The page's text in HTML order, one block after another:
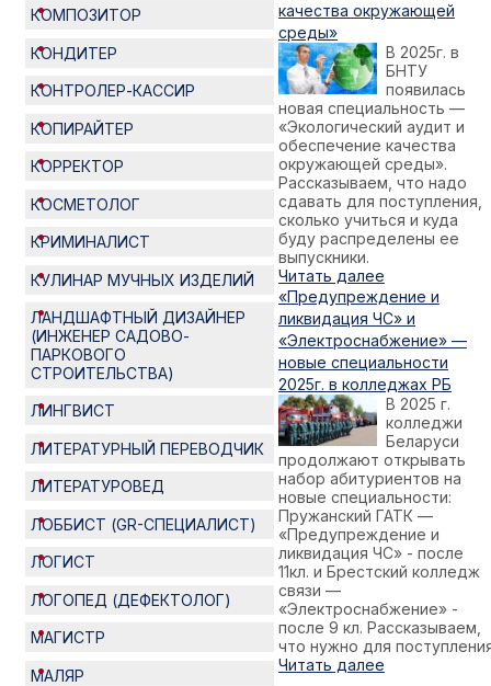
КОМПОЗИТОР
КОНДИТЕР
КОНТРОЛЕР-КАССИР
КОПИРАЙТЕР
КОРРЕКТОР
КОСМЕТОЛОГ
КРИМИНАЛИСТ
КУЛИНАР МУЧНЫХ ИЗДЕЛИЙ
ЛАНДШАФТНЫЙ ДИЗАЙНЕР
(ИНЖЕНЕР САДОВО-
ПАРКОВОГО
СТРОИТЕЛЬСТВА)
ЛИНГВИСТ
ЛИТЕРАТУРНЫЙ ПЕРЕВОДЧИК
ЛИТЕРАТУРОВЕД
ЛОББИСТ (GR-СПЕЦИАЛИСТ)
ЛОГИСТ
ЛОГОПЕД (ДЕФЕКТОЛОГ)
МАГИСТР
МАЛЯР
качества окружающей
среды»
В 2025г. в
БНТУ
появилась
новая специальность —
«Экологический аудит и
обеспечение качества
окружающей среды».
Рассказываем, что надо
сдавать для поступления,
сколько учиться и куда
буду распределены ее
выпускники.
Читать далее
«Предупреждение и
ликвидация ЧС» и
«Электроснабжение» —
новые специальности
2025г. в колледжах РБ
В 2025 г.
колледжи
Беларуси
продолжают открывать
набор абитуриентов на
новые специальности:
Пружанский ГАТК —
«Предупреждение и
ликвидация ЧС» - после
11кл. и Брестский колледж
связи —
«Электроснабжение» -
после 9 кл. Рассказываем,
что нужно для
Читать далее